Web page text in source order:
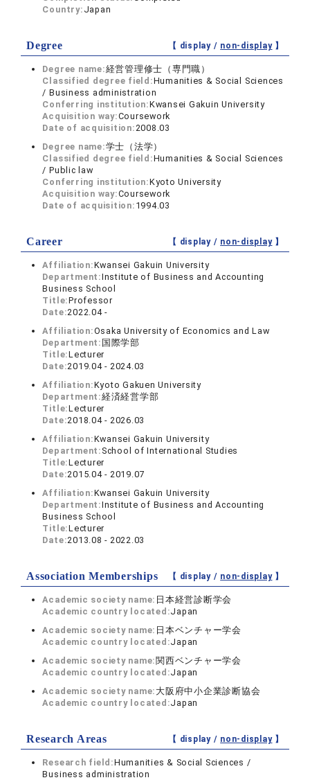
Country: Japan
Degree 【 display / non-display】
Degree name:経営管理修士（専門職）
Classified degree field:Humanities & Social Sciences
/ Business administration
Conferring institution:Kwansei Gakuin University
Acquisition way:Coursework
Date of acquisition:2008.03
Degree name:学士（法学）
Classified degree field:Humanities & Social Sciences
/ Public law
Conferring institution:Kyoto University
Acquisition way:Coursework
Date of acquisition: 1994.03
Career 【 display / non-display】
Affiliation:Kwansei Gakuin University
Department:Institute of Business and Accounting
Business School
Title:Professor
Date:2022.04 -
Affiliation:Osaka University of Economics and Law
Department: 国際学部
Title:Lecturer
Date:2019.04 - 2024.03
Affiliation:Kyoto Gakuen University
Department:経済経営学部
Title:Lecturer
Date:2018.04 - 2026.03
Affiliation:Kwansei Gakuin University
Department: School of International Studies
Title:Lecturer
Date:2015.04 - 2019.07
Affiliation:Kwansei Gakuin University
Department:Institute of Business and Accounting
Business School
Title:Lecturer
Date:2013.08 - 2022.03
Association Memberships 【 display / non-display】
Academic society name: 日本経営診断学会
Academic country located:Japan
Academic society name: 日本ベンチャー学会
Academic country located:Japan
Academic society name: 関西ベンチャー学会
Academic country located:Japan
Academic society name: 大阪府中小企業診断協会
Academic country located:Japan
Research Areas 【 display / non-display】
Research field:Humanities & Social Sciences /
Business administration